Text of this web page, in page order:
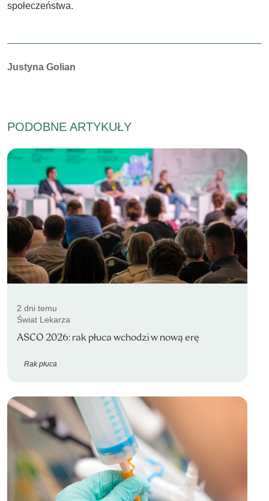
społeczeństwa.
Autorzy:
Justyna Golian
PODOBNE ARTYKUŁY
2 dni temu
Świat Lekarza
ASCO 2026: rak płuca wchodzi w nową erę
Rak płuca